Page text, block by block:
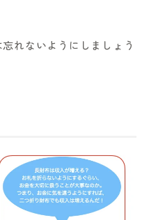
れないようにしましょう